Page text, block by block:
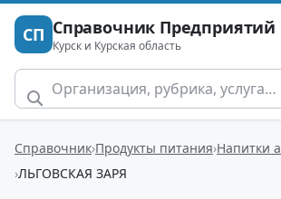
СП Справочник Предприятий
Курск и Курская область
Справочник Продукты питания Напитки
ЛЬГОВСКАЯ ЗАРЯ